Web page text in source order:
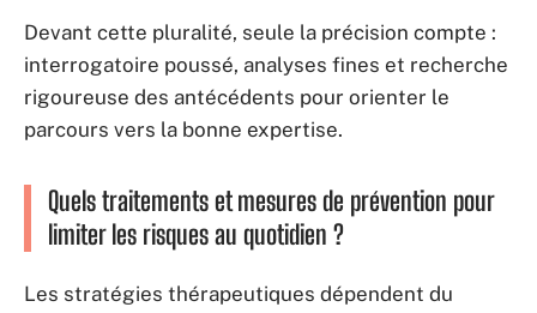
Devant cette pluralité, seule la précision compte :
interrogatoire poussé, analyses fines et recherche
rigoureuse des antécédents pour orienter le
parcours vers la bonne expertise.
Quels traitements et mesures de prévention pour
limiter les risques au quotidien ?
Les stratégies thérapeutiques dépendent du